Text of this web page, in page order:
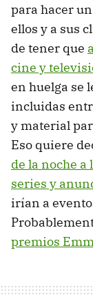
para hacer
ellos y a sus
de tener que
cine y
en huelga se
incluidas
y material
Eso quiere
de la noche
series y
irían a
premios